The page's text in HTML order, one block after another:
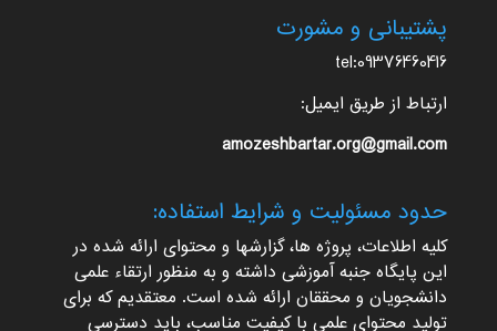
پشتیبانی و مشورت
tel:09376460416
ارتباط از طریق ایمیل:
amozeshbartar.org@gmail.com
حدود مسئولیت و شرایط استفاده:
کلیه اطلاعات، پروژه ها، گزارشها و محتوای ارائه شده در
این پایگاه جنبه آموزشی داشته و به منظور ارتقاء علمی
دانشجویان و محققان ارائه شده است. معتقدیم که برای
تولید محتوای علمی با کیفیت مناسب، باید دسترسی